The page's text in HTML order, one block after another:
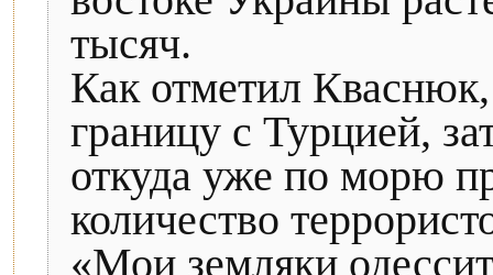
тысяч.
Как отметил
границу с Турцией,
откуда уже по морю
количество
«Мои земляки